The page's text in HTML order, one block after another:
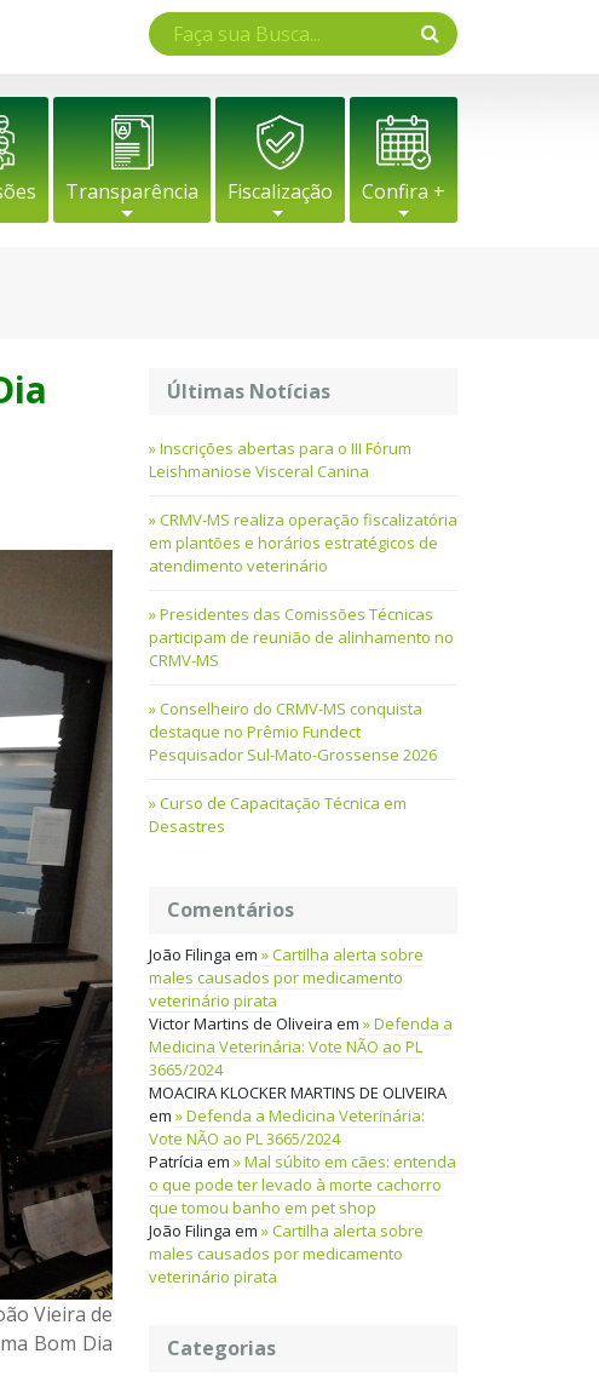
Transparência Fiscalização Confira +
Vieira de
Bom Dia
Últimas Notícias
Inscrições abertas para o III Fórum
Leishmaniose Visceral Canina
CRMV-MS realiza operação fiscalizatória
em plantões e horários estratégicos de
atendimento veterinário
Presidentes das Comissões Técnicas
participam de reunião de alinhamento no
CRMV-MS
Conselheiro do CRMV-MS conquista
destaque no Prêmio Fundect
Pesquisador Sul-Mato-Grossense 2026
Curso de Capacitação Técnica em
Desastres
Comentários
João Filinga em
Cartilha alerta sobre
males causados por medicamento
veterinário pirata
Victor Martins de Oliveira em
Defenda a
Medicina Veterinária: Vote NÃO ao PL
3665/2024
MOACIRA KLOCKER MARTINS DE OLIVEIRA
em
Defenda a Medicina Veterinária:
Vote NÃO ao PL 3665/2024
Patrícia em
Mal súbito em cães: entenda
o que pode ter levado à morte cachorro
que tomou banho em pet shop
João Filinga em
Cartilha alerta sobre
males causados por medicamento
veterinário pirata
Categorias